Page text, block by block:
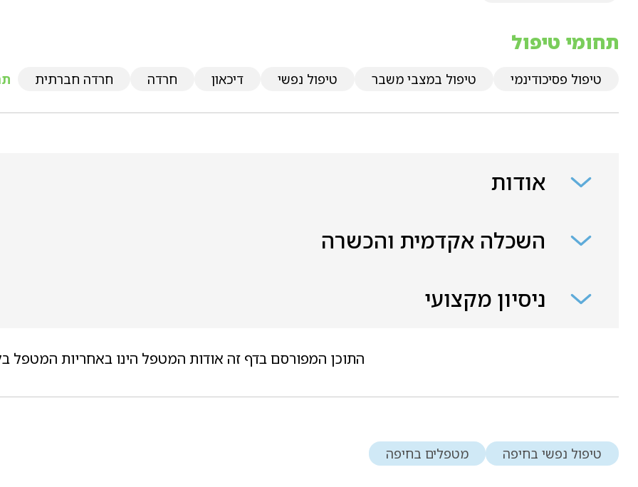
תחומי טיפול
טיפול פסיכודינמי טיפול במצבי משבר טיפול נפשי דיכאון חרדה חרדה חברתית
אודות
השכלה אקדמית והכשרה
ניסיון מקצועי
התוכן המפורסם בדף זה אודות המטפל הינו באחריות המטפל
טיפול נפשי בחיפה מטפלים בחיפה